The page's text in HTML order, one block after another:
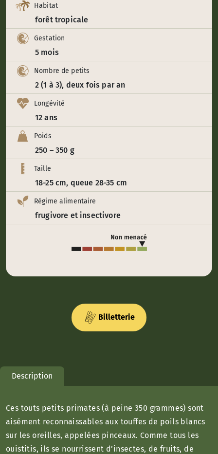
Habitat
forêt tropicale
Gestation
5 mois
Nombre de petits
2 (1 à 3), deux fois par an
Longévité
12 ans
Poids
250 – 350 g
Taille
18-25 cm, queue 28-35 cm
Régime alimentaire
frugivore et insectivore
Billetterie
Description
Ces touts petits primates (à peine 350 grammes) sont
aisément reconnaissables aux touffes de poils blancs
sur les oreilles, appelées pinceaux. Comme tous les
ouistitis, ils se nourrissent d’insectes, de fruits, de